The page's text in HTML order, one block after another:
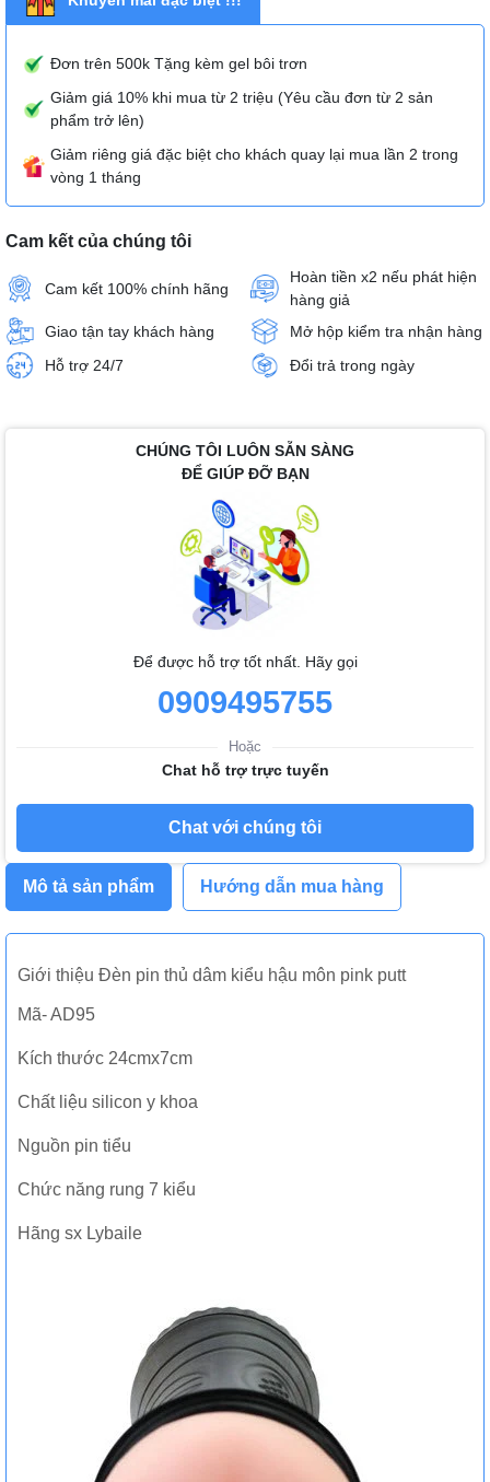
Đơn trên 500k Tặng kèm gel bôi trơn
Giảm giá 10% khi mua từ 2 triệu (Yêu cầu đơn từ 2 sản
phẩm trở lên)
Giảm riêng giá đặc biệt cho khách quay lại mua lần 2 trong
vòng 1 tháng
Cam kết của chúng tôi
Cam kết 100% chính hãng
Hoàn tiền x2 nếu phát hiện
hàng giả
Giao tận tay khách hàng
Mở hộp kiểm tra nhận hàng
Hỗ trợ 24/7
Đổi trả trong ngày
CHÚNG TÔI LUÔN SẴN SÀNG
ĐỂ GIÚP ĐỠ BẠN
Để được hỗ trợ tốt nhất. Hãy gọi
0909495755
Hoặc
Chat hỗ trợ trực tuyến
Chat với chúng tôi
Mô tả sản phẩm Hướng dẫn mua hàng
Giới thiệu Đèn pin thủ dâm kiểu hậu môn pink putt
Mã- AD95
Kích thước 24cmx7cm
Chất liệu silicon y khoa
Nguồn pin tiểu
Chức năng rung 7 kiểu
Hãng sx Lybaile